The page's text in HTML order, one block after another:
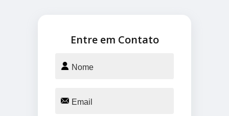
Entre em Contato